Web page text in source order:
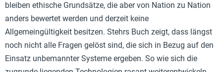
bleiben ethische Grundsätze, die aber von Nation zu Nation
anders bewertet werden und derzeit keine
Allgemeingültigkeit besitzen. Stehrs Buch zeigt, dass längst
noch nicht alle Fragen gelöst sind, die sich in Bezug auf den
Einsatz unbemannter Systeme ergeben. So wie sich die